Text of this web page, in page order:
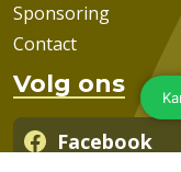
Sponsoring
Contact
Volg ons
Facebook